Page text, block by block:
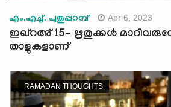
എം.എച്ച്. പുതുപ്പറമ്പ് Apr 6, 2023
ഇഖ്റഅ് 15- ഋതുക്കള്‍
താളുകളാണ്
RAMADAN THOUGHTS